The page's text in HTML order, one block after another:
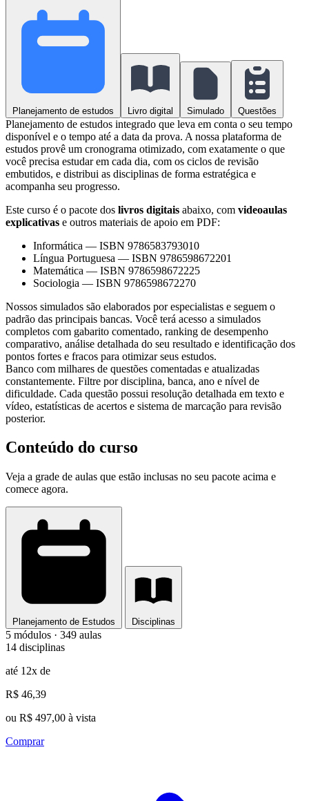
Planejamento de estudos Livro digital Simulado Questões
Planejamento de estudos integrado que leva em conta o seu tempo
disponível e o tempo até a data da prova. A nossa plataforma de
estudos provê um cronograma otimizado, com exatamente o que
você precisa estudar em cada dia, com os ciclos de revisão
embutidos, e distribui as disciplinas de forma estratégica e
acompanha seu progresso.
Este curso é o pacote dos livros digitais abaixo, com videoaulas
explicativas e outros materiais de apoio em PDF:
Informática — ISBN 9786583793010
Língua Portuguesa — ISBN 9786598672201
Matemática — ISBN 9786598672225
Sociologia — ISBN 9786598672270
Nossos simulados são elaborados por especialistas e seguem o
padrão das principais bancas. Você terá acesso a simulados
completos com gabarito comentado, ranking de desempenho
comparativo, análise detalhada do seu resultado e identificação dos
pontos fortes e fracos para otimizar seus estudos.
Banco com milhares de questões comentadas e atualizadas
constantemente. Filtre por disciplina, banca, ano e nível de
dificuldade. Cada questão possui resolução detalhada em texto e
vídeo, estatísticas de acertos e sistema de marcação para revisão
posterior.
Conteúdo do curso
Veja a grade de aulas que estão inclusas no seu pacote acima e
comece agora.
Planejamento de Estudos Disciplinas
5 módulos · 349 aulas
14 disciplinas
até 12x de
R$ 46,39
ou R$ 497,00 à vista
Comprar